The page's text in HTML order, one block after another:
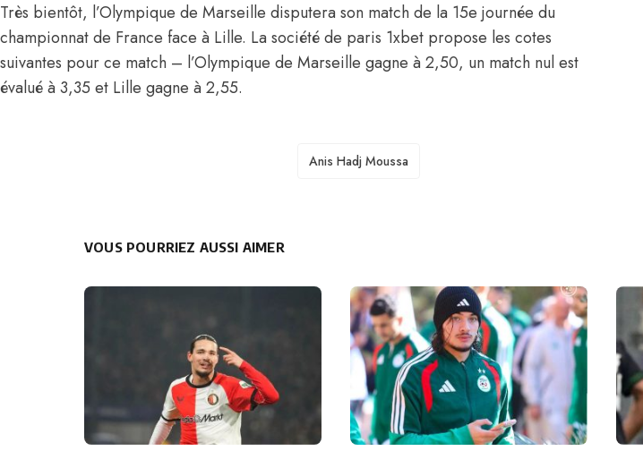
Très bientôt, l’Olympique de Marseille disputera son match de la 15e journée du
championnat de France face à Lille. La société de paris 1xbet propose les cotes
suivantes pour ce match – l’Olympique de Marseille gagne à 2,50, un match nul est
évalué à 3,35 et Lille gagne à 2,55.
TAGS
Anis Hadj Moussa
VOUS POURRIEZ AUSSI AIMER